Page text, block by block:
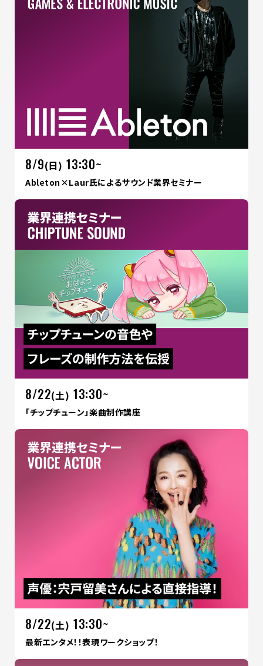
8/9(日) 13:30~
Ableton×Laur氏によるサウンド業界セミナー
8/22(土) 13:30~
「チップチューン」楽曲制作講座
8/22(土) 13:30~
最新エンタメ！！表現ワークショップ！